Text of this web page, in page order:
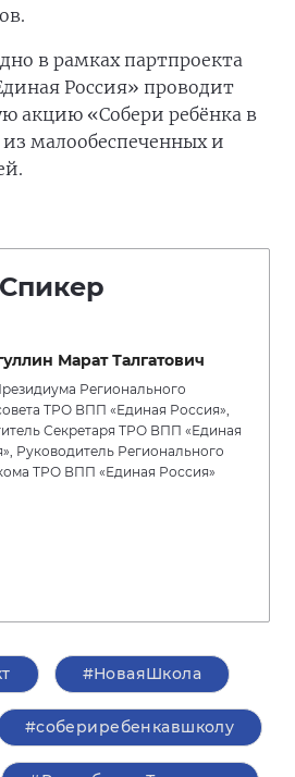
в рамках партпроекта
Россия» проводит
акцию «Собери ребёнка в
малообеспеченных и
Спикер
Марат Талгатович
Регионального
ТРО ВПП «Единая Россия»,
Секретаря ТРО ВПП «Единая
Руководитель Регионального
ТРО ВПП «Единая Россия»
#НоваяШкола
#собериребенкавшколу